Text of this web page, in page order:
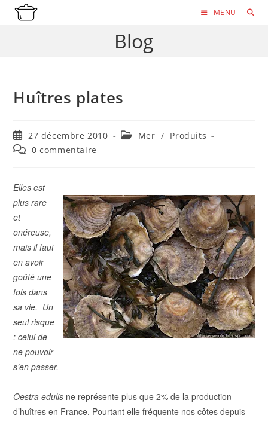
Skip
MENU
Blog
Huîtres plates
Publication
publiée :
27 décembre 2010
Post Mer / Produits
Commentaires
publication :
0 commentaire
Elles est
plus rare
et
onéreuse,
mais il faut
en avoir
goûté une
fois dans
sa vie. Un
seul risque
: celui de
ne pouvoir
s’en passer.
Oestra edulis ne représente plus que 2% de la production
d’huîtres en France. Pourtant elle fréquente nos côtes depuis